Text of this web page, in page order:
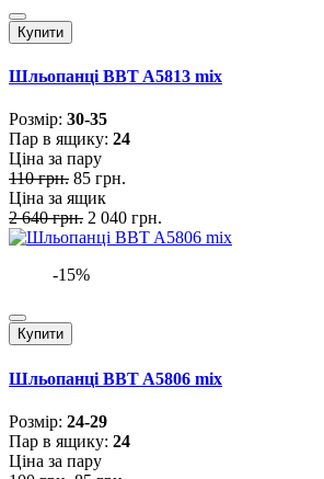
Купити
Шльопанці BBT A5813 mix
Розмiр: 30-35
Пар в ящику: 24
Ціна за пару
110 грн. 85 грн.
Ціна за ящик
2 640 грн. 2 040 грн.
-15%
Купити
Шльопанці BBT A5806 mix
Розмiр: 24-29
Пар в ящику: 24
Ціна за пару